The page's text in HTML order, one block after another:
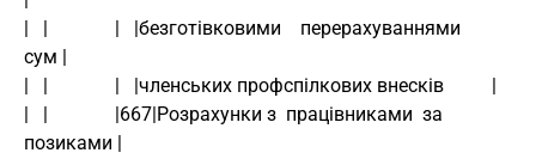
|   |              |   |безготівковими    перерахуваннями
сум |
|   |              |   |членських профспілкових внесків          |
|   |              |667|Розрахунки з  працівниками  за
позиками |